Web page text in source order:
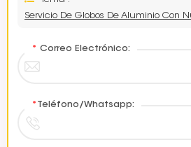
* Correo Electrónico:
* Teléfono/Whatsapp: